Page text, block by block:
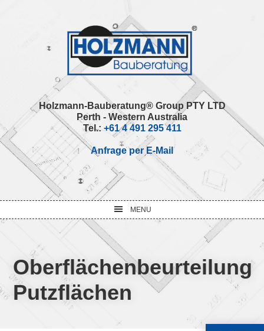
Holzmann-Bauberatung® Group PTY LTD
Perth - Western Australia
Tel.: +61 4 491 295 411
Anfrage per E-Mail
MENU
Oberflächenbeurteilung
Putzflächen